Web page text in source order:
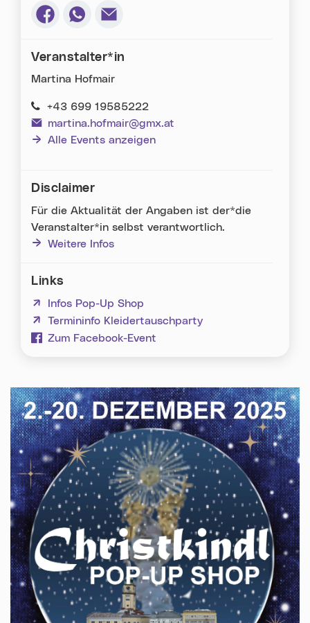
Veranstalter*in
Martina Hofmair
+43 699 19585222
martina.hofmair@gmx.at
Alle Events anzeigen
Disclaimer
Für die Aktualität der Angaben ist der*die
Veranstalter*in selbst verantwortlich.
Weitere Infos
Links
Infos Pop-Up Shop
(neues Fenster)
Termininfo Kleidertauschparty
(neues Fenster)
Zum Facebook-Event